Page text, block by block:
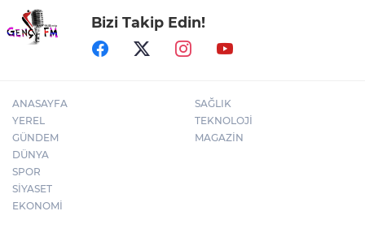
Kütahya’da komşuluk bağları güçleniyor
Bizi Takip Edin!
ANASAYFA
YEREL
GÜNDEM
DÜNYA
SPOR
SİYASET
EKONOMİ
SAĞLIK
TEKNOLOJİ
MAGAZİN